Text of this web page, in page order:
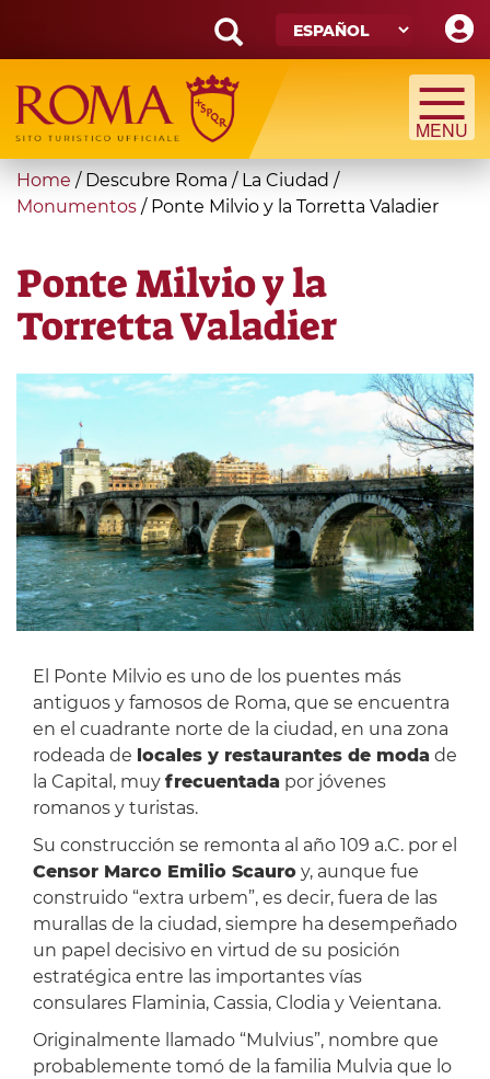
main
content
Search
form
Búsqueda
You
are
Home / Descubre Roma / La Ciudad /
Monumentos / Ponte Milvio y la Torretta Valadier
Ponte Milvio y la
Torretta Valadier
El Ponte Milvio es uno de los puentes más
antiguos y famosos de Roma, que se encuentra
en el cuadrante norte de la ciudad, en una zona
rodeada de locales y restaurantes de moda de
la Capital, muy frecuentada por jóvenes
romanos y turistas.
Su construcción se remonta al año 109 a.C. por el
Censor Marco Emilio Scauroy, aunque fue
construido “extra urbem”, es decir, fuera de las
murallas de la ciudad, siempre ha desempeñado
un papel decisivo en virtud de su posición
estratégica entre las importantes vías
consulares Flaminia, Cassia, Clodia y Veientana.
Originalmente llamado “Mulvius”, nombre que
probablemente tomó de la familia Mulvia que lo